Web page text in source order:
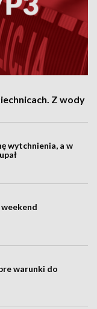
Z wody
wytchnienia, a w
warunki do